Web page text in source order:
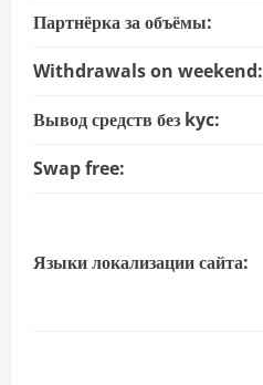
Партнёрка за объёмы:
Withdrawals on weekend:
Вывод средств без kyc:
Swap free:
Языки локализации сайта: